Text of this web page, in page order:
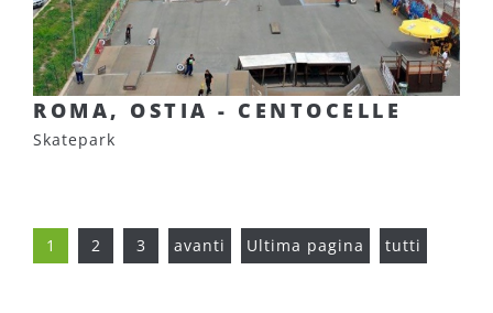
ROMA, OSTIA - CENTOCELLE
Skatepark
1 2 3 avanti Ultima pagina tutti